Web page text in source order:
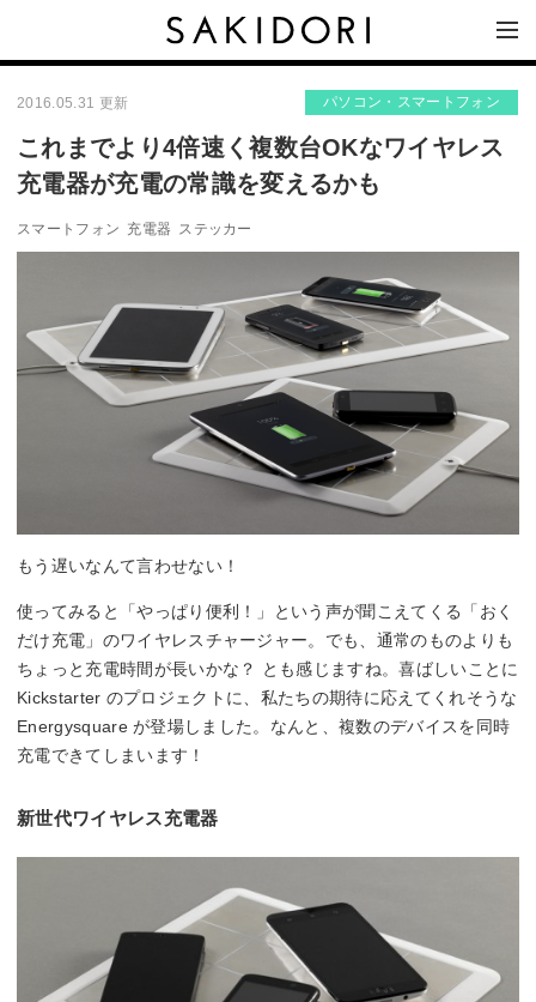
2016.05.31 更新 パソコン・スマートフォン
これまでより4倍速く複数台OKなワイヤレス
充電器が充電の常識を変えるかも
スマートフォン 充電器 ステッカー
もう遅いなんて言わせない！
使ってみると「やっぱり便利！」という声が聞こえてくる「おく
だけ充電」のワイヤレスチャージャー。でも、通常のものよりも
ちょっと充電時間が長いかな？ とも感じますね。喜ばしいことに
Kickstarter のプロジェクトに、私たちの期待に応えてくれそうな
Energysquare が登場しました。なんと、複数のデバイスを同時
充電できてしまいます！
新世代ワイヤレス充電器